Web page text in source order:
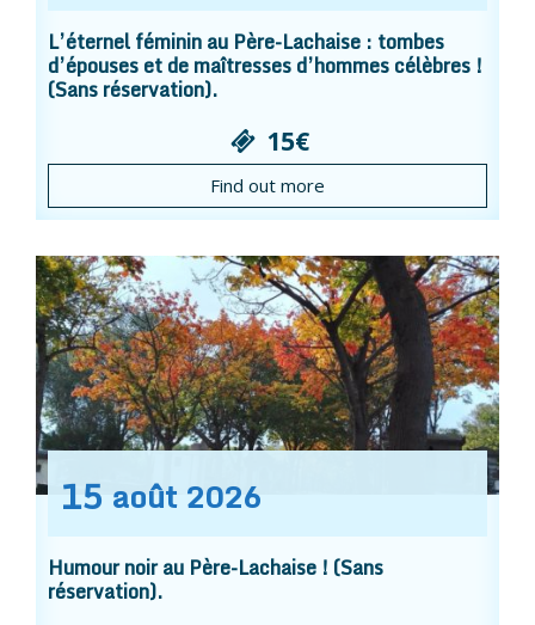
L’éternel féminin au Père-Lachaise : tombes
d’épouses et de maîtresses d’hommes célèbres !
(Sans réservation).
15€
Find out more
15 août 2026
Humour noir au Père-Lachaise ! (Sans
réservation).